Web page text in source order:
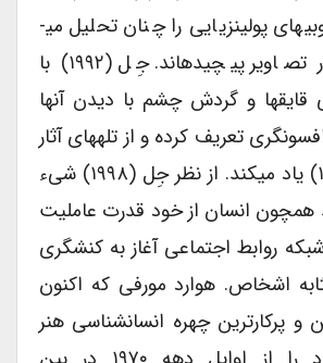
کار می­کند، خالکوبی­های پولینزیایی را چنان تحلیل می­
کند که افراد در تصاویر پیچیده­اند. جِل (۱۹۹۲) با
قایق­ها و گردش چشم با دیدن آنها
تعریف کرده و از تله­های آثار
هنری (جِل، ۱۹۹۶) یاد می­کند. از نظر جِل (۱۹۹۸) شیء
همچون انسان از خود قدرت عاملیت
روابط اجتماعی آغاز به کنشگری
اشخاص. هوارد مورفی که اکنون
و پرکارترین چهره انسان­شناسی هنر